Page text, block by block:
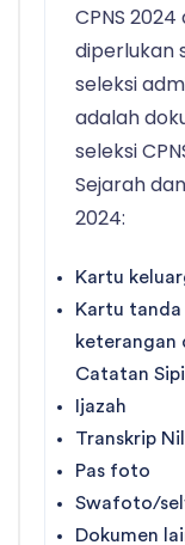
CPNS
diperlukan
seleksi
adalah
seleksi
Sejarah
2024:
Kartu
Kartu tanda
keterangan
Catatan Sipil
Ijazah
Transkrip
Pas foto
Swafoto/
Dokumen